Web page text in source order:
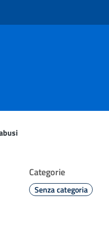
Categorie
Senza categoria